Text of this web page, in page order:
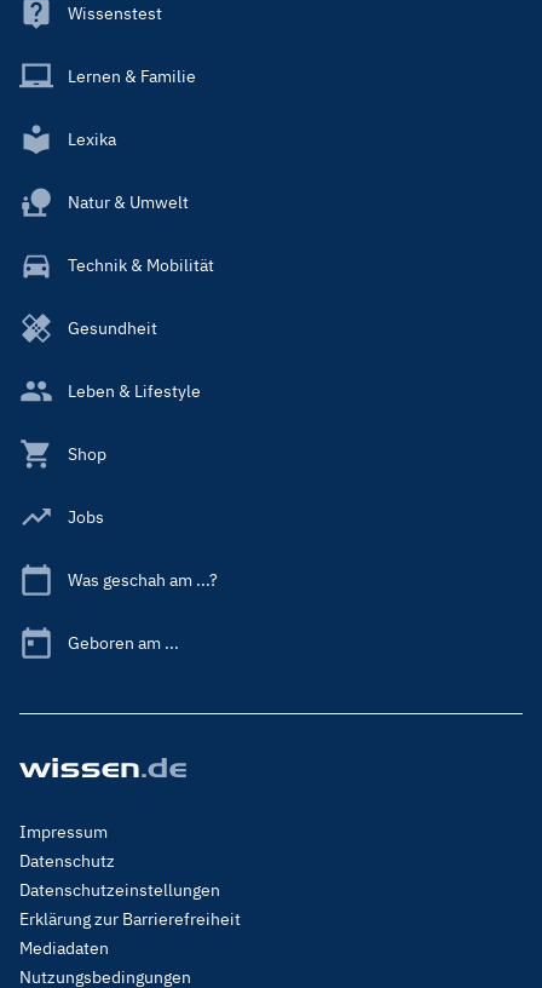
Wissenstest
Lernen & Familie
Lexika
Natur & Umwelt
Technik & Mobilität
Gesundheit
Leben & Lifestyle
Shop
Jobs
Was geschah am ...?
Geboren am ...
Footer
Menu
Legal
Impressum
Datenschutz
Datenschutzeinstellungen
Erklärung zur Barrierefreiheit
Mediadaten
Nutzungsbedingungen